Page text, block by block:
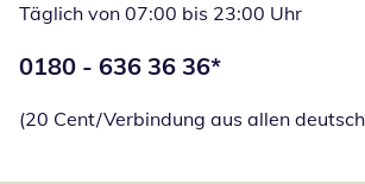
Täglich von 07:00 bis 23:00 Uhr
Telefonnummer:
0180 - 636 36 36*
(20 Cent/Verbindung aus allen